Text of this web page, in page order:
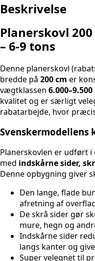
Beskrivelse
Planerskovl
– 6-9 tons
Denne planerskovl
bredde på 200 cm er
vægtklassen
kvalitet og er særligt
rabatarbejde, hvor
Svenskermodellens
Planerskovlen er udført i
med indskårne sider,
Denne opbygning giver
Den lange, flade
afretning af
De skrå sider gør
mure, hegn og
Indskårne sider
langs kanter og
Super velegnet til